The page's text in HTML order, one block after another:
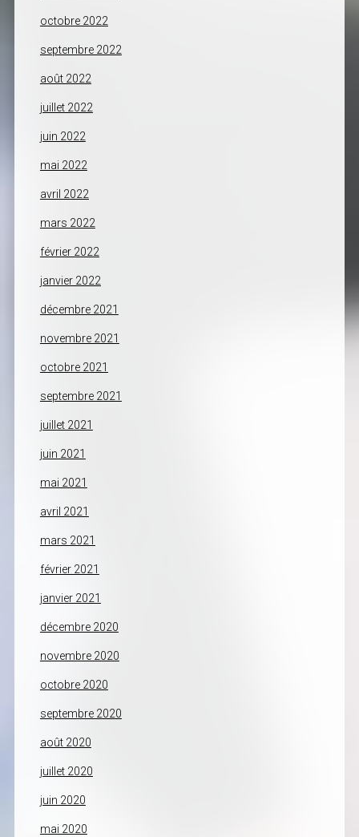
octobre 2022
septembre 2022
août 2022
juillet 2022
juin 2022
mai 2022
avril 2022
mars 2022
février 2022
janvier 2022
décembre 2021
novembre 2021
octobre 2021
septembre 2021
juillet 2021
juin 2021
mai 2021
avril 2021
mars 2021
février 2021
janvier 2021
décembre 2020
novembre 2020
octobre 2020
septembre 2020
août 2020
juillet 2020
juin 2020
mai 2020